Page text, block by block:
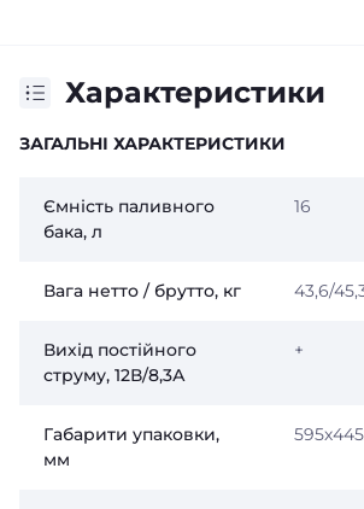
Характеристики
ЗАГАЛЬНІ ХАРАКТЕРИСТИКИ
Ємність паливного
бака, л
16
Вага нетто / брутто, кг 43,6/
Вихід постійного
струму, 12В/8,3А
+
Габарити упаковки,
мм